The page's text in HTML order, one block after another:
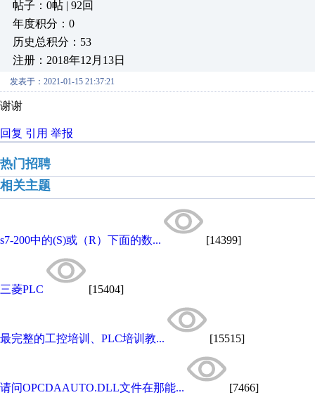
帖子：0帖 | 92回
年度积分：0
历史总积分：53
注册：2018年12月13日
发表于：2021-01-15 21:37:21
谢谢
回复 引用 举报
热门招聘
相关主题
s7-200中的(S)或（R）下面的数... [14399]
三菱PLC [15404]
最完整的工控培训、PLC培训教... [15515]
请问OPCDAAUTO.DLL文件在那能... [7466]